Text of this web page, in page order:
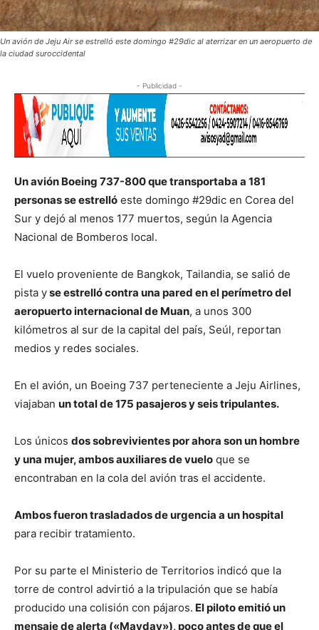
Un avión de Jeju Air se estrelló este domingo #29dic al aterrizar en un aeropuerto de
la ciudad suroccidental
- Publicidad -
Un avión Boeing 737-800 que transportaba a 181
personas se estrelló este domingo #29dic en Corea del
Sur y dejó al menos 177 muertos, según la Agencia
Nacional de Bomberos local.
El vuelo proveniente de Bangkok, Tailandia, se salió de
pista yse estrelló contra una pared en el perímetro del
aeropuerto internacional de Muan, a unos 300
kilómetros al sur de la capital del país, Seúl, reportan
medios y redes sociales.
En el avión, un Boeing 737 perteneciente a Jeju Airlines,
viajaban un total de 175 pasajeros y seis tripulantes.
Los únicos dos sobrevivientes por ahora son un hombre
y una mujer, ambos auxiliares de vuelo que se
encontraban en la cola del avión tras el accidente.
Ambos fueron trasladados de urgencia a un hospital
para recibir tratamiento.
Por su parte el Ministerio de Territorios indicó que la
torre de control advirtió a la tripulación que se había
producido una colisión con pájaros. El piloto emitió un
mensaje de alerta («Mayday»), poco antes de que el